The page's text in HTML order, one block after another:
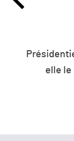
elle le